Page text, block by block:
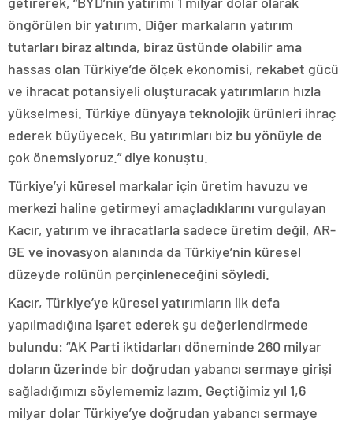
öngörülen bir yatırım. Diğer markaların yatırım
tutarları biraz altında, biraz üstünde olabilir ama
hassas olan Türkiye’de ölçek ekonomisi, rekabet gücü
ve ihracat potansiyeli oluşturacak yatırımların hızla
yükselmesi. Türkiye dünyaya teknolojik ürünleri ihraç
ederek büyüyecek. Bu yatırımları biz bu yönüyle de
çok önemsiyoruz.” diye konuştu.
Türkiye’yi küresel markalar için üretim havuzu ve
merkezi haline getirmeyi amaçladıklarını vurgulayan
Kacır, yatırım ve ihracatlarla sadece üretim değil, AR-
GE ve inovasyon alanında da Türkiye’nin küresel
düzeyde rolünün perçinleneceğini söyledi.
Kacır, Türkiye’ye küresel yatırımların ilk defa
yapılmadığına işaret ederek şu değerlendirmede
bulundu: “AK Parti iktidarları döneminde 260 milyar
doların üzerinde bir doğrudan yabancı sermaye girişi
sağladığımızı söylememiz lazım. Geçtiğimiz yıl 1,6
milyar dolar Türkiye’ye doğrudan yabancı sermaye